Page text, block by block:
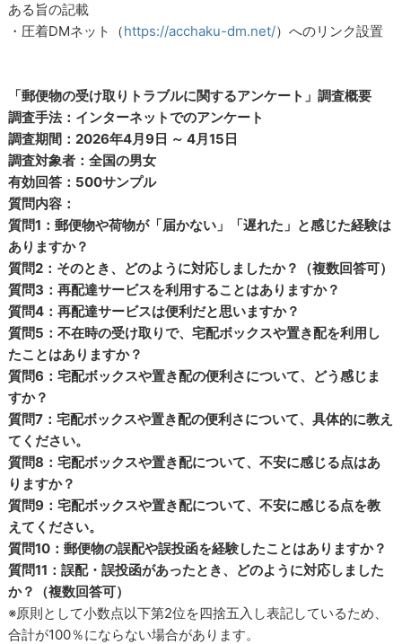
ある旨の記載
・圧着DMネット（https://acchaku-dm.net/）へのリンク設置
「郵便物の受け取りトラブルに関するアンケート」調査概要
調査手法：インターネットでのアンケート
調査期間：2026年4月9日 ～ 4月15日
調査対象者：全国の男女
有効回答：500サンプル
質問内容：
質問1：郵便物や荷物が「届かない」「遅れた」と感じた経験は
ありますか？
質問2：そのとき、どのように対応しましたか？（複数回答可）
質問3：再配達サービスを利用することはありますか？
質問4：再配達サービスは便利だと思いますか？
質問5：不在時の受け取りで、宅配ボックスや置き配を利用し
たことはありますか？
質問6：宅配ボックスや置き配の便利さについて、どう感じま
すか？
質問7：宅配ボックスや置き配の便利さについて、具体的に教え
てください。
質問8：宅配ボックスや置き配について、不安に感じる点はあ
りますか？
質問9：宅配ボックスや置き配について、不安に感じる点を教
えてください。
質問10：郵便物の誤配や誤投函を経験したことはありますか？
質問11：誤配・誤投函があったとき、どのように対応しました
か？（複数回答可）
※原則として小数点以下第2位を四捨五入し表記しているため、
合計が100％にならない場合があります。